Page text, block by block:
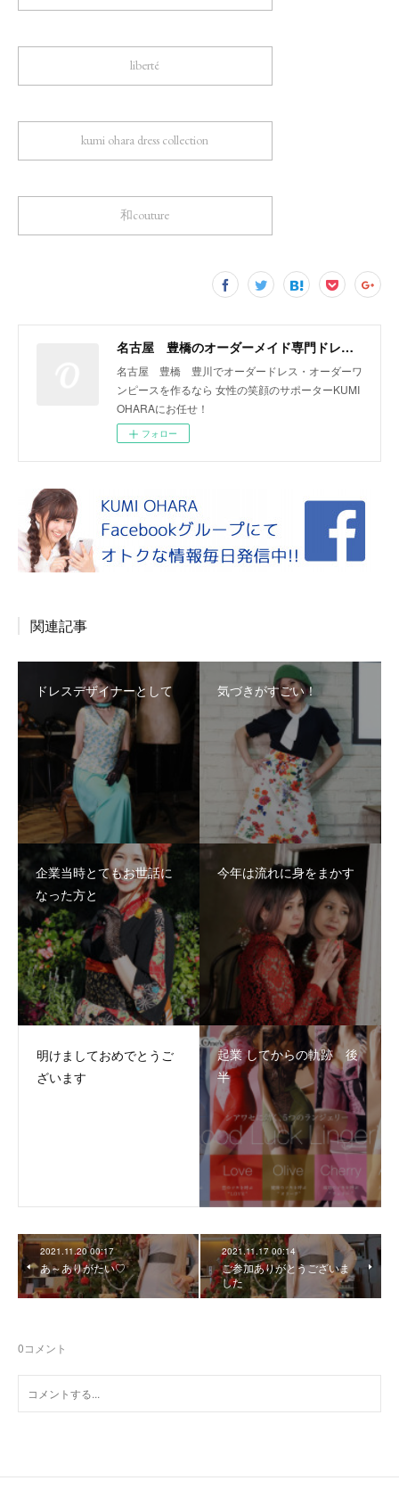
liberté
kumi ohara dress collection
和couture
名古屋 豊橋のオーダーメイド専門ドレスデザイナー KUMI OHARA
名古屋 豊橋 豊川でオーダードレス・オーダーワ
ンピースを作るなら 女性の笑顔のサポーターKUMI
OHARAにお任せ！
フォロー
関連記事
ドレスデザイナーとして 気づきがすごい！
企業当時とてもお世話に
なった方と
今年は流れに身をまかす
明けましておめでとうご
ざいます
起業 してからの軌跡 後
半
2021.11.20 00:17
あ～ありがたい♡
2021.11.17 00:14
ご参加ありがとうございま
した
0コメント